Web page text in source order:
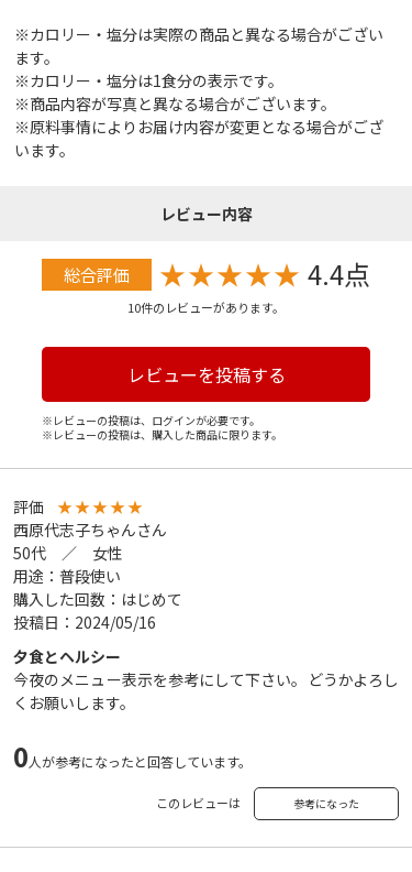
※カロリー・塩分は実際の商品と異なる場合がござい
ます。
※カロリー・塩分は1食分の表示です。
※商品内容が写真と異なる場合がございます。
※原料事情によりお届け内容が変更となる場合がござ
います。
レビュー内容
総合評価 ★★★★★ 4.4点
10件のレビューがあります。
レビューを投稿する
※レビューの投稿は、ログインが必要です。
※レビューの投稿は、購入した商品に限ります。
評価 ★★★★★
西原代志子ちゃんさん
50代 ／ 女性
用途：普段使い
購入した回数：はじめて
投稿日：2024/05/16
夕食とヘルシー
今夜のメニュー表示を参考にして下さい。どうかよろし
くお願いします。
0人が参考になったと回答しています。
このレビューは 参考になった